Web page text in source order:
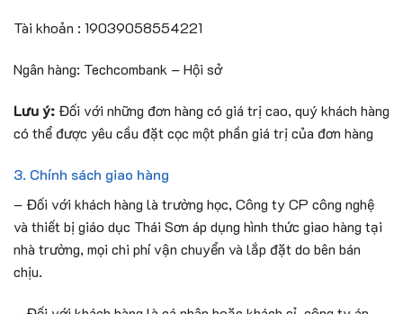
Tài khoản : 19039058554221
Ngân hàng: Techcombank – Hội sở
Lưu ý: Đối với những đơn hàng có giá trị cao, quý khách hàng
có thể được yêu cầu đặt cọc một phần giá trị của đơn hàng
3. Chính sách giao hàng
– Đối với khách hàng là trường học, Công ty CP công nghệ
và thiết bị giáo dục Thái Sơn áp dụng hình thức giao hàng tại
nhà trường, mọi chi phí vận chuyển và lắp đặt do bên bán
chịu.